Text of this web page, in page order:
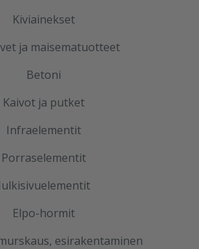
Kiviainekset
ja maisematuotteet
Betoni
Kaivot ja putket
Infraelementit
Porraselementit
Julkisivuelementit
Elpo-hormit
esirakentaminen